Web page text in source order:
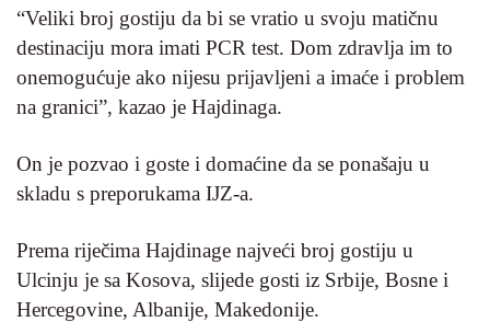
“Veliki broj gostiju da bi se vratio u svoju matičnu
destinaciju mora imati PCR test. Dom zdravlja im to
onemogućuje ako nijesu prijavljeni a imaće i problem
na granici”, kazao je Hajdinaga.
On je pozvao i goste i domaćine da se ponašaju u
skladu s preporukama IJZ-a.
Prema riječima Hajdinage najveći broj gostiju u
Ulcinju je sa Kosova, slijede gosti iz Srbije, Bosne i
Hercegovine, Albanije, Makedonije.